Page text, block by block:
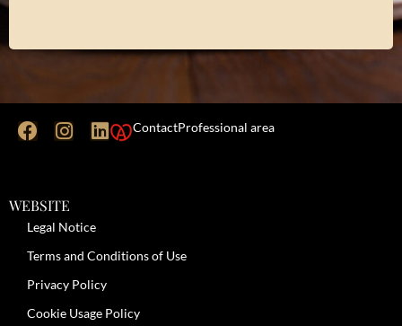
ContactProfessional area
WEBSITE
Legal Notice
Terms and Conditions of Use
Privacy Policy
Cookie Usage Policy